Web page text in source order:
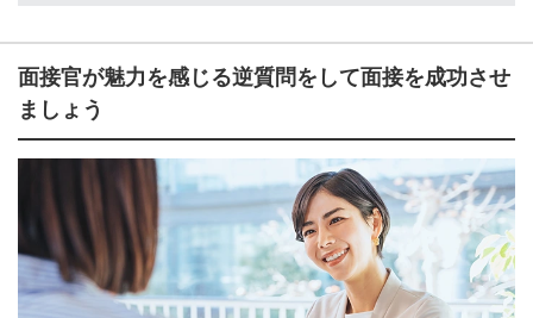
面接官が魅力を感じる逆質問をして面接を成功させ
ましょう